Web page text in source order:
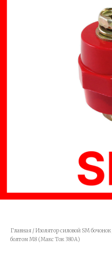
Главная /Изолятор силовой SM бочонок
болтом М8 (Макс Ток 380А)